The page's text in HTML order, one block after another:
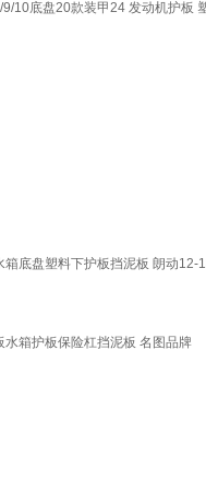
10底盘20款装甲24 发动机护板
底盘塑料下护板挡泥板 朗动12-
箱护板保险杠挡泥板 名图品牌